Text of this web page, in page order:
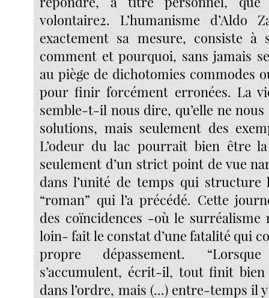
volontaire2. L’humanisme d’Aldo
exactement sa mesure, consiste à
comment et pourquoi, sans jamais
au piège de dichotomies commodes
pour finir forcément erronées. La
semble-t-il nous dire, qu’elle ne
solutions, mais seulement des
L’odeur du lac pourrait bien être
seulement d’un strict point de vue
dans l’unité de temps qui
“roman” qui l’a précédé. Cette
des coïncidences -où le surréalisme
loin- fait le constat d’une fatalité qui
propre dépassement.
s’accumulent, écrit-il, tout finit
dans l’ordre, mais (...) entre-temps il